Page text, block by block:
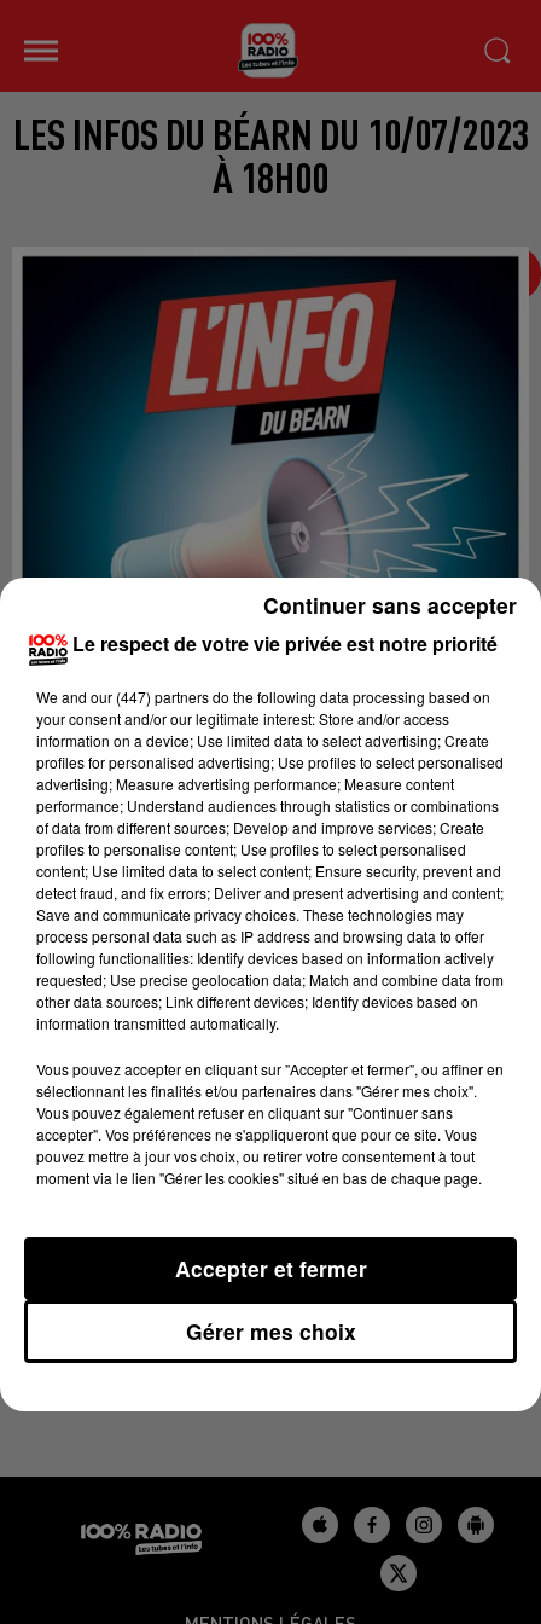
LES INFOS DU BÉARN DU 10/07/2023
À 18H00
Lecture (3 min 20 sec)
100%
10 juillet 2023 - 3 min 20 sec
LES INFOS DU BÉARN DU 10/07/2023 À 18H00
Le respect de votre vie privée est notre priorité
We and our (447) partnersdo the following data processing based on
your consent and/or our legitimate interest: Store and/or access
information on a device; Use limited data to select advertising; Create
profiles for personalised advertising; Use profiles to select personalised
advertising; Measure advertising performance; Measure content
performance; Understand audiences through statistics or combinations
of data from different sources; Develop and improve services; Create
profiles to personalise content; Use profiles to select personalised
content; Use limited data to select content; Ensure security, prevent and
detect fraud, and fix errors; Deliver and present advertising and content;
Save and communicate privacy choices. These technologies may
process personal data such as IP address and browsing data to offer
following functionalities: Identify devices based on information actively
requested; Use precise geolocation data; Match and combine data from
other data sources; Link different devices; Identify devices based on
information transmitted automatically.
Vous pouvez accepter en cliquant sur "Accepter et fermer", ou affiner en
sélectionnant les finalités et/ou partenaires dans "Gérer mes choix".
Vous pouvez également refuser en cliquant sur "Continuer sans
accepter". Vos préférences ne s'appliqueront que pour ce site. Vous
pouvez mettre à jour vos choix, ou retirer votre consentement à tout
moment via le lien "Gérer les cookies" situé en bas de chaque page.
Gérer mes choix
Accepter et fermer
Continuer sans accepter